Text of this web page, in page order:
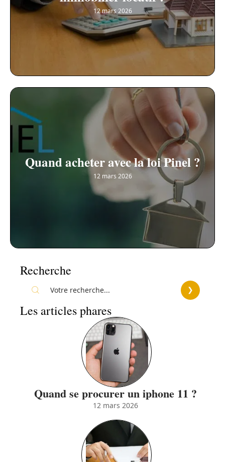
12 mars 2026
Quand acheter avec la loi Pinel ?
12 mars 2026
Recherche
Les articles phares
Quand se procurer un iphone 11 ?
12 mars 2026